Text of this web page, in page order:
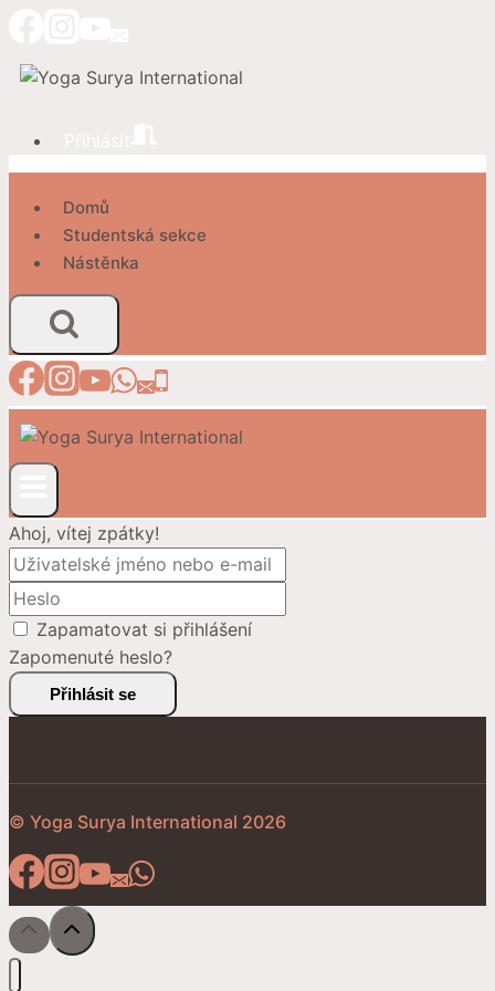
obsah
Domů
Studentská sekce
Nástěnka
Ahoj, vítej zpátky!
Zapamatovat si přihlášení
Zapomenuté heslo?
Přihlásit se
© Yoga Surya International 2026